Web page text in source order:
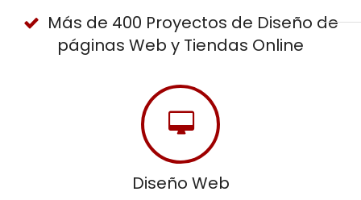
Más de 400 Proyectos de Diseño de
páginas Web y Tiendas Online
Diseño Web